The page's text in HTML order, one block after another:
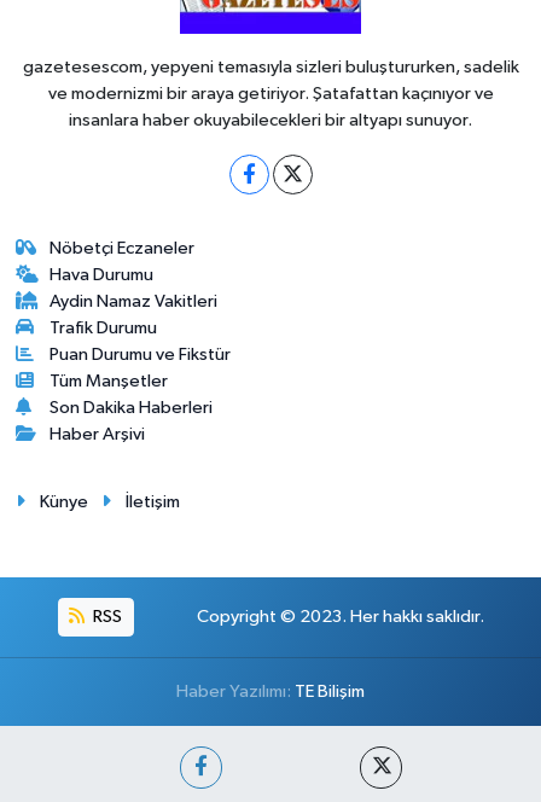
gazetesescom, yepyeni temasıyla sizleri buluştururken, sadelik
ve modernizmi bir araya getiriyor. Şatafattan kaçınıyor ve
insanlara haber okuyabilecekleri bir altyapı sunuyor.
Nöbetçi Eczaneler
Hava Durumu
Aydin Namaz Vakitleri
Trafik Durumu
Puan Durumu ve Fikstür
Tüm Manşetler
Son Dakika Haberleri
Haber Arşivi
Künye İletişim
RSS Copyright © 2023. Her hakkı saklıdır.
Haber Yazılımı: TE Bilişim